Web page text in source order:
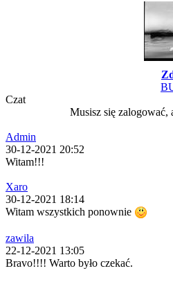
Czat
Musisz się
Admin
30-12-2021 20:52
Witam!!!
Xaro
30-12-2021 18:14
Witam wszystkich ponownie
zawila
22-12-2021 13:05
Bravo!!!! Warto było czekać.